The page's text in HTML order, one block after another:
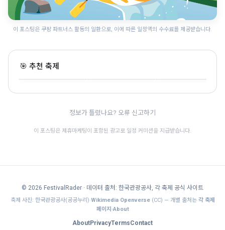
이 포스팅은 쿠팡 파트너스 활동의 일환으로, 이에 따른 일정액의 수수료를 제공받습니다.
🎯 추천 축제
영야행"
경북 · 7.31~8.9 · 전통문화
정보가 틀렸나요? 오류 신고하기
이 포스팅은 제휴마케팅이 포함된 광고로 일정 커미션을 지급받습니다.
© 2026 FestivalRader · 데이터 출처: 한국관광공사, 각 축제 공식 사이트
축제 사진: 한국관광공사(공공누리)·Wikimedia·Openverse(CC) — 개별 출처는 각 축제
페이지·About
AboutPrivacyTermsContact